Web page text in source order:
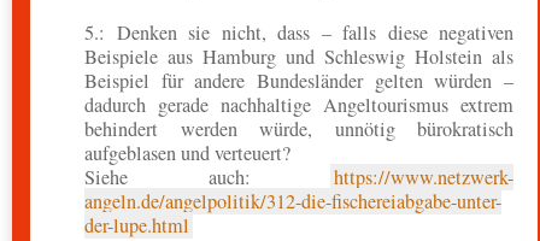
5.: Denken sie nicht, dass – falls diese negativen
Beispiele aus Hamburg und Schleswig Holstein als
Beispiel für andere Bundesländer gelten würden –
dadurch gerade nachhaltige Angeltourismus extrem
behindert werden würde, unnötig bürokratisch
aufgeblasen und verteuert?
Siehe auch:
https://www.netzwerk-
angeln.de/angelpolitik/312-die-fischereiabgabe-unter-
der-lupe.html